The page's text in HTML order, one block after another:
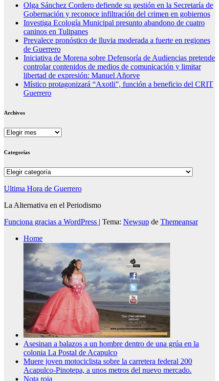
Olga Sánchez Cordero defiende su gestión en la Secretaría de
Gobernación y reconoce infiltración del crimen en gobiernos
Investiga Ecología Municipal presunto abandono de cuatro
caninos en Tulipanes
Prevalece pronóstico de lluvia moderada a fuerte en regiones
de Guerrero
Iniciativa de Morena sobre Defensoría de Audiencias pretende
controlar contenidos de medios de comunicación y limitar
libertad de expresión: Manuel Añorve
Místico protagonizará “Axotli”, función a beneficio del CRIT
Guerrero
Archivos
Archivos
Categorías
Categorías
Ultima Hora de Guerrero
La Alternativa en el Periodismo
Funciona gracias a WordPress | Tema: Newsup de Themeansar
Home
Asesinan a balazos a un hombre dentro de una grúa en la
colonia La Postal de Acapulco
Muere joven motociclista sobre la carretera federal 200
Acapulco-Pinotepa, a unos metros del nuevo mercado.
Nota roja